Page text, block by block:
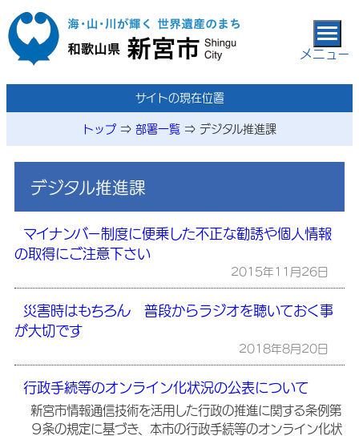
本文へ移動
メニュー
サイトの現在位置
トップ ⇒ 部署一覧 ⇒ デジタル推進課
デジタル推進課
マイナンバー制度に便乗した不正な勧誘や個人情報
の取得にご注意下さい
2015年11月26日
災害時はもちろん 普段からラジオを聴いておく事
が大切です
2018年8月20日
行政手続等のオンライン化状況の公表について
新宮市情報通信技術を活用した行政の推進に関する条例第
９条の規定に基づき、本市の行政手続等のオンライン化状